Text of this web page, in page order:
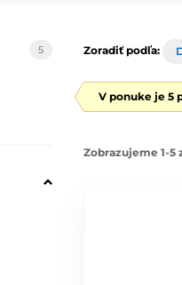
5 Zoradiť podľa:
V ponuke je 5
Zobrazujeme 1-5